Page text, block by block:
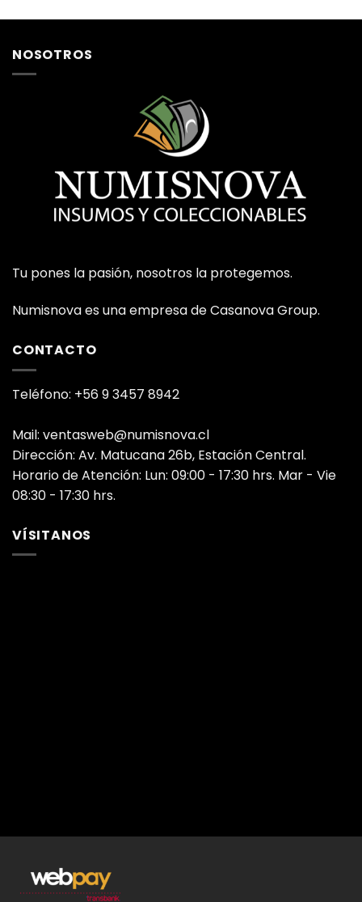
NOSOTROS
Tu pones la pasión, nosotros la protegemos.
Numisnova es una empresa de Casanova Group.
CONTACTO
Teléfono: +56 9 3457 8942
Mail: ventasweb@numisnova.cl
Dirección: Av. Matucana 26b, Estación Central.
Horario de Atención: Lun: 09:00 - 17:30 hrs. Mar - Vie
08:30 - 17:30 hrs.
VÍSITANOS